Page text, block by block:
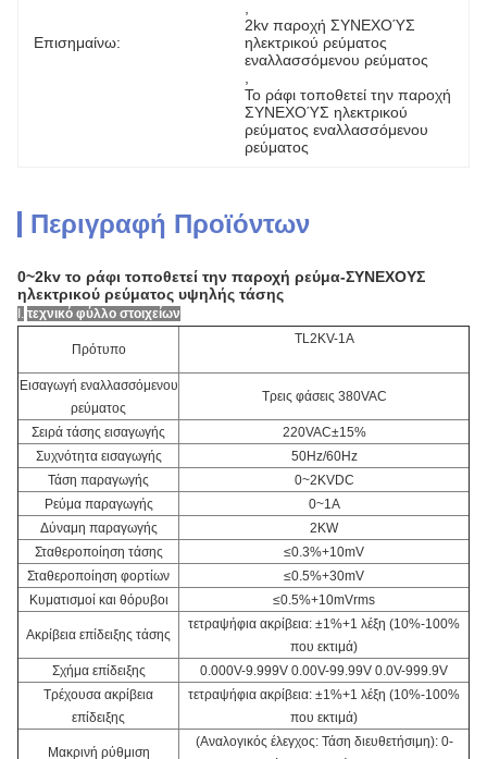
Επισημαίνω:
2kv παροχή ΣΥΝΕΧΟΎΣ
ηλεκτρικού ρεύματος
εναλλασσόμενου ρεύματος
Το ράφι τοποθετεί την παροχή
ΣΥΝΕΧΟΎΣ ηλεκτρικού
ρεύματος εναλλασσόμενου
ρεύματος
Περιγραφή Προϊόντων
0~2kv το ράφι τοποθετεί την παροχή ρεύμα-ΣΥΝΕΧΟΥΣ
ηλεκτρικού ρεύματος υψηλής τάσης
Ι. τεχνικό φύλλο στοιχείων
Πρότυπο
TL2KV-1A
Εισαγωγή εναλλασσόμενου
ρεύματος
Τρεις φάσεις 380VAC
Σειρά τάσης εισαγωγής
220VAC±15%
Συχνότητα εισαγωγής
50Hz/60Hz
Τάση παραγωγής
0~2KVDC
Ρεύμα παραγωγής
0~1A
Δύναμη παραγωγής
2KW
Σταθεροποίηση τάσης
≤0.3%+10mV
Σταθεροποίηση φορτίων
≤0.5%+30mV
Κυματισμοί και θόρυβοι
≤0.5%+10mVrms
Ακρίβεια επίδειξης τάσης
τετραψήφια ακρίβεια: ±1%+1 λέξη (10%-100%
που εκτιμά)
Σχήμα επίδειξης
0.000V-9.999V 0.00V-99.99V 0.0V-999.9V
Τρέχουσα ακρίβεια
επίδειξης
τετραψήφια ακρίβεια: ±1%+1 λέξη (10%-100%
που εκτιμά)
Μακρινή ρύθμιση
(Αναλογικός έλεγχος: Τάση διευθετήσιμη): 0-